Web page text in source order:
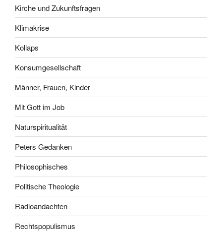
Kirche und Zukunftsfragen
Klimakrise
Kollaps
Konsumgesellschaft
Männer, Frauen, Kinder
Mit Gott im Job
Naturspiritualität
Peters Gedanken
Philosophisches
Politische Theologie
Radioandachten
Rechtspopulismus